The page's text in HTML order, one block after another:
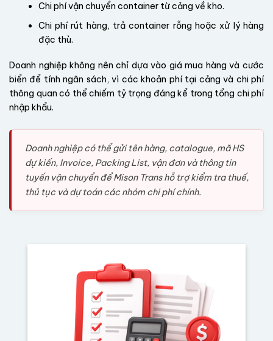
Chi phí vận chuyển container từ cảng về kho.
Chi phí rút hàng, trả container rỗng hoặc xử lý hàng
đặc thù.
Doanh nghiệp không nên chỉ dựa vào giá mua hàng và cước
biển để tính ngân sách, vì các khoản phí tại cảng và chi phí
thông quan có thể chiếm tỷ trọng đáng kể trong tổng chi phí
nhập khẩu.
Doanh nghiệp có thể gửi tên hàng, catalogue, mã HS
dự kiến, Invoice, Packing List, vận đơn và thông tin
tuyến vận chuyển để Mison Trans hỗ trợ kiểm tra thuế,
thủ tục và dự toán các nhóm chi phí chính.